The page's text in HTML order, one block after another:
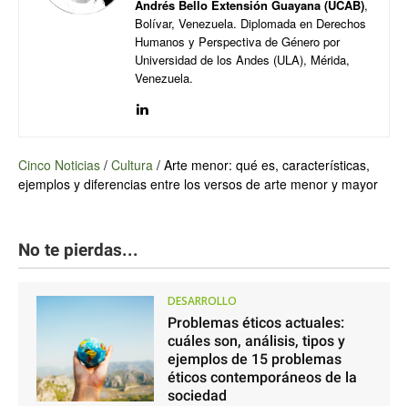
Andrés Bello Extensión Guayana (UCAB),
Bolívar, Venezuela. Diplomada en Derechos
Humanos y Perspectiva de Género por
Universidad de los Andes (ULA), Mérida,
Venezuela.
Cinco Noticias / Cultura / Arte menor: qué es, características,
ejemplos y diferencias entre los versos de arte menor y mayor
No te pierdas...
DESARROLLO
Problemas éticos actuales:
cuáles son, análisis, tipos y
ejemplos de 15 problemas
éticos contemporáneos de la
sociedad